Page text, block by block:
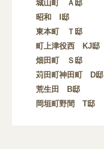
城山町 Ａ邸
昭和 I邸
東本町 Ｔ邸
町上津役西 KJ邸
畑田町 Ｓ邸
苅田町神田町 D邸
荒生田 B邸
岡垣町野間 T邸